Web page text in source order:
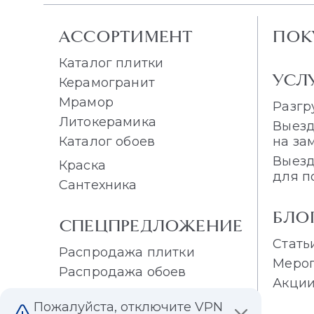
АССОРТИМЕНТ
Каталог плитки
Керамогранит
Мрамор
Литокерамика
Каталог обоев
Краска
Сантехника
СПЕЦПРЕДЛОЖЕНИЕ
Распродажа плитки
Распродажа обоев
на
для
Акции
Пожалуйста, отключите VPN